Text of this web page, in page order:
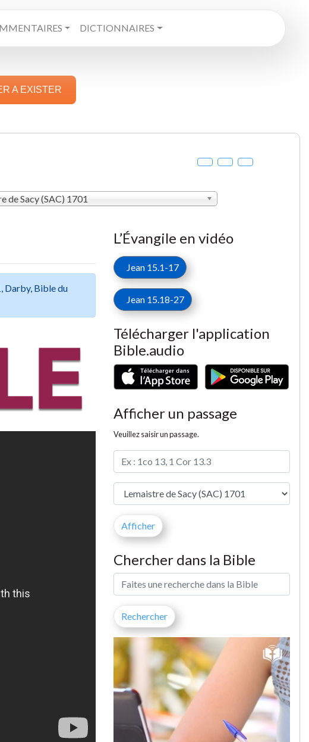
DICTIONNAIRES
A EXISTER
de Sacy (SAC) 1701
Darby, Bible du
L’Évangile en vidéo
Jean 15.1-17
Jean 15.18-27
Télécharger l'application
Bible.audio
Afficher un passage
Veuillez saisir un passage.
Chercher dans la Bible